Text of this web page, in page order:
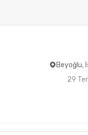
Beyoğlu,
29